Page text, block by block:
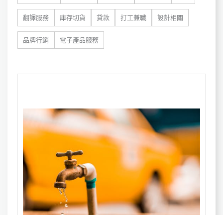
翻譯服務 庫存切貨 貸款 打工兼職 設計相關
品牌行銷 電子產品服務